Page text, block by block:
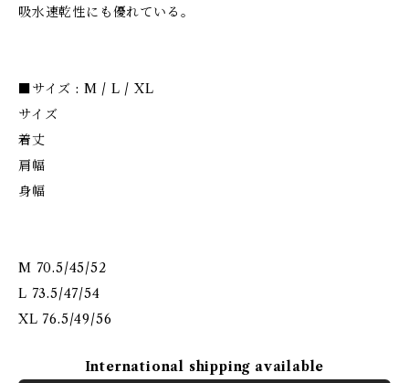
吸水速乾性にも優れている。
■サイズ : M / L / XL
サイズ
着丈
肩幅
身幅
M 70.5/45/52
L 73.5/47/54
XL 76.5/49/56
International shipping available